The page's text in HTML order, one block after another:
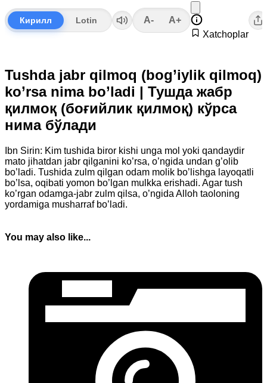
Кирилл Lotin A-
A+
Xatchoplar
Tushda jabr qilmoq (bog’iylik qilmoq)
ko’rsa nima bo’ladi | Тушда жабр
қилмоқ (боғийлик қилмоқ) кўрса
нима бўлади
Ibn Sirin: Kim tushida biror kishi unga mol yoki qandaydir
mato jihatdan jabr qilganini ko’rsa, o’ngida undan g’olib
bo’ladi. Tushida zulm qilgan odam molik bo’lishga layoqatli
bo’lsa, oqibati yomon bo’lgan mulkka erishadi. Agar tush
ko’rgan odamga-jabr zulm qilsa, o’ngida Alloh taoloning
yordamiga musharraf bo’ladi.
You may also like...